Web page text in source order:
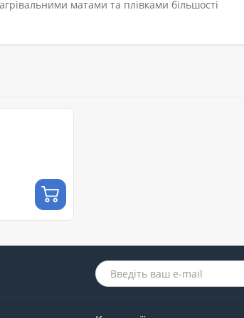
матами та плівками більшості